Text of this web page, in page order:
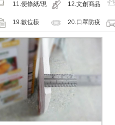
11.便條紙/現
成品
12.文創商品
19.數位樣
20.口罩防疫
周邊商品